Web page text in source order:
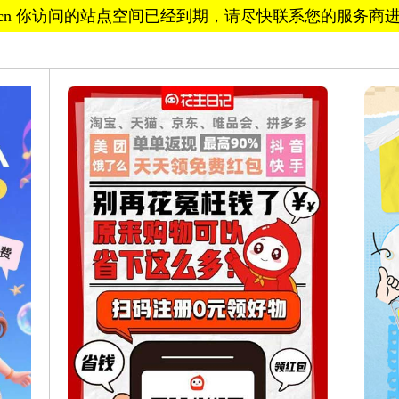
你访问的站点空间已经到期，请尽快联系您的服务商